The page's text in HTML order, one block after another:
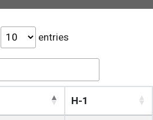
entries
H-1